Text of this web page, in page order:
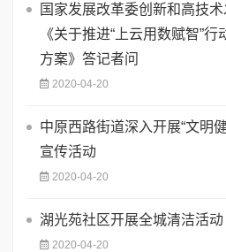
国家发展改革委创新和高技
《关于推进“上云用数赋智”
方案》答记者问
2020-04-20
中原西路街道深入开展“文明
宣传活动
2020-04-20
湖光苑社区开展全城清洁活动
2020-04-20